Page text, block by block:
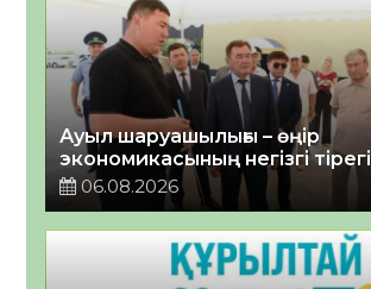
Ауыл шаруашылығы – өңір
экономикасының негізгі тірегі
06.08.2026